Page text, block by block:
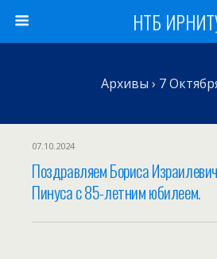
НТБ
Архивы › 7
07.10.2024
Поздравляем Бориса
Пинуса с 85-летним юбилеем.